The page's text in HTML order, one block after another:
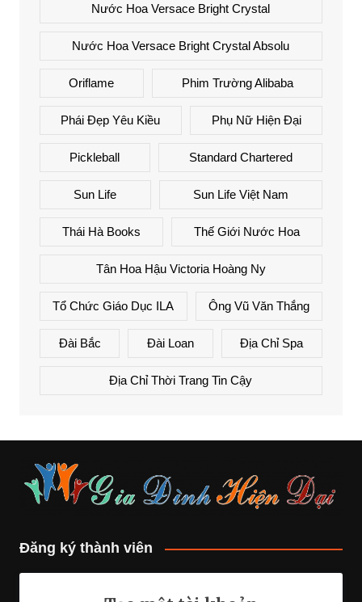
Nước Hoa Versace Bright Crystal
Nước Hoa Versace Bright Crystal Absolu
Oriflame Phim Trường Alibaba
Phái Đẹp Yêu Kiều Phụ Nữ Hiện Đại
Pickleball Standard Chartered
Sun Life Sun Life Việt Nam
Thái Hà Books Thế Giới Nước Hoa
Tân Hoa Hậu Victoria Hoàng Ny
Tổ Chức Giáo Dục ILA Ông Vũ Văn Thắng
Đài Bắc Đài Loan Địa Chỉ Spa
Địa Chỉ Thời Trang Tin Cậy
Đăng ký thành viên